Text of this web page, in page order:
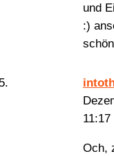
und
:)
11:17
Och,